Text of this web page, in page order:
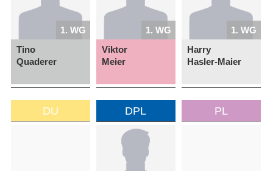
1. WG
Tino
Quaderer
1. WG
Viktor
Meier
1. WG
Harry
Hasler-Maier
DU DPL PL